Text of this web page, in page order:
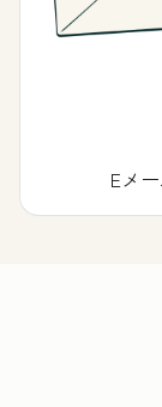
Eメ